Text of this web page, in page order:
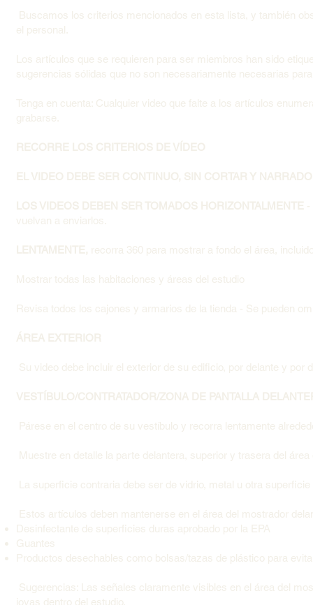
Buscamos los criterios mencionados en esta lista, y también
el personal.
Los artículos que se requieren para ser miembros han sido
sugerencias sólidas que no son necesariamente necesarias
Tenga en cuenta: Cualquier video que falte a los artículos
grabarse.
RECORRE LOS CRITERIOS DE VÍDEO
EL VIDEO DEBE SER CONTINUO, SIN CORTAR Y NARRADO
LOS VIDEOS DEBEN SER TOMADOS HORIZONTALMENTE -
vuelvan a enviarlos.
LENTAMENTE, recorra 360 para mostrar a fondo el área,
Mostrar todas las habitaciones y áreas del estudio
Revisa todos los cajones y armarios de la tienda - Se pueden
ÁREA EXTERIOR
Su video debe incluir el exterior de su edificio, por delante y por
VESTÍBULO/CONTRATADOR/ZONA DE PANTALLA
Párese en el centro de su vestíbulo y recorra lentamente
Muestre en detalle la parte delantera, superior y trasera del
La superficie contraria debe ser de vidrio, metal u otra
Estos artículos deben mantenerse en el área del mostrador
Desinfectante de superficies duras aprobado por la EPA
Guantes
Productos desechables como bolsas/tazas de plástico para
Sugerencias: Las señales claramente visibles en el área del
joyas dentro del estudio.